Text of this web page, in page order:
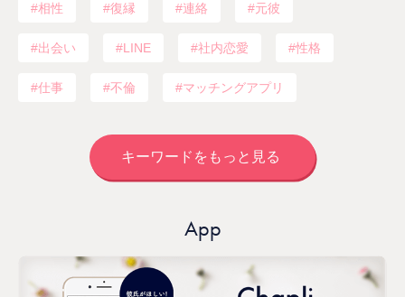
相性 復縁 連絡 元彼
出会い LINE 社内恋愛 性格
仕事 不倫 マッチングアプリ
キーワードをもっと見る
App